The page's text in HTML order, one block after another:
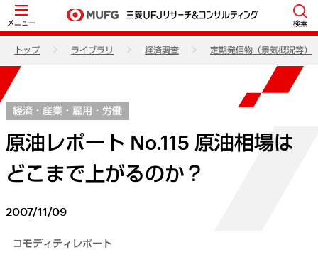
メニュー 検索
トップ ライブラリ 経済調査 定期発信物（景気概況等）
経済・産業・雇用・労働
原油レポート No.115 原油相場は
どこまで上がるのか？
2007/11/09
コモディティレポート